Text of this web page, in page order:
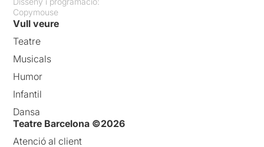
Copymouse
Vull veure
Teatre
Musicals
Humor
Infantil
Dansa
Teatre Barcelona ©2026
Atenció al client